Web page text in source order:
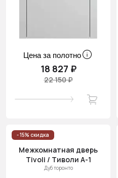
Цена за полотно
18 827 ₽
22 150 ₽
- 15% скидка
Межкомнатная дверь
Tivoli / Тиволи А-1
Дуб торонто